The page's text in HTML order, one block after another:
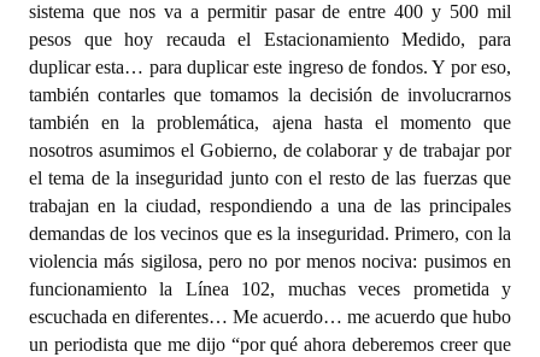
sistema que nos va a permitir pasar de entre 400 y 500 mil
pesos que hoy recauda el Estacionamiento Medido, para
duplicar esta… para duplicar este ingreso de fondos. Y por eso,
también contarles que tomamos la decisión de involucrarnos
también en la problemática, ajena hasta el momento que
nosotros asumimos el Gobierno, de colaborar y de trabajar por
el tema de la inseguridad junto con el resto de las fuerzas que
trabajan en la ciudad, respondiendo a una de las principales
demandas de los vecinos que es la inseguridad. Primero, con la
violencia más sigilosa, pero no por menos nociva: pusimos en
funcionamiento la Línea 102, muchas veces prometida y
escuchada en diferentes… Me acuerdo… me acuerdo que hubo
un periodista que me dijo “por qué ahora deberemos creer que